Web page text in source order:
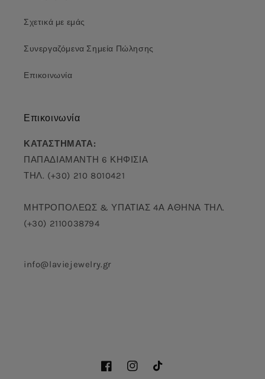
Σχετικά με εμάς
Συνεργαζόμενα Σημεία Πώλησης
Επικοινωνία
Επικοινωνία
ΚΑΤΑΣΤΗΜΑΤΑ:
ΠΑΠΑΔΙΑΜΑΝΤΗ 6 ΚΗΦΙΣΙΑ
ΤΗΛ. (+30) 210 8010421
ΜΗΤΡΟΠΟΛΕΩΣ & ΥΠΑΤΙΑΣ 4Α ΑΘΗΝΑ ΤΗΛ.
(+30) 2110038794
info@laviejewelry.gr
FacebookInstagramTikTok